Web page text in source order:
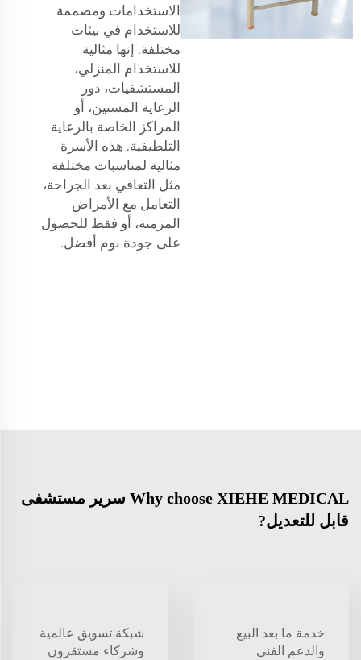
الاستخدامات ومصممة
للاستخدام في بيئات
مختلفة. إنها مثالية
للاستخدام المنزلي،
المستشفيات، دور
الرعاية المسنين، أو
المراكز الخاصة بالرعاية
التلطيفية. هذه الأسرة
مثالية لمناسبات مختلفة
مثل التعافي بعد الجراحة،
التعامل مع الأمراض
المزمنة، أو فقط للحصول
على جودة نوم أفضل.
Why choose XIEHE MEDICAL سرير مستشفى
قابل للتعديل?
خدمة ما بعد البيع
والدعم الفني
شبكة تسويق عالمية
وشركاء مستقرون